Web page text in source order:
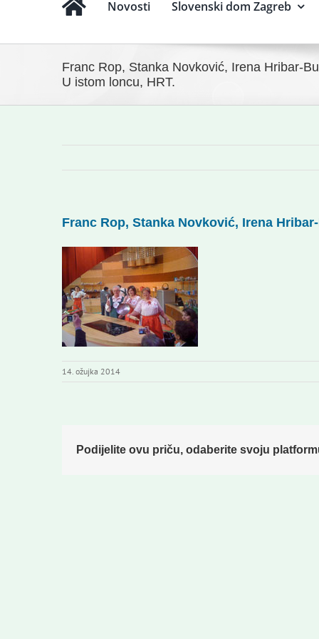
Novosti Slovenski dom Zagreb
Franc Rop, Stanka Novković, Irena Hribar-
U istom loncu, HRT.
Franc Rop, Stanka Novković, Irena
14. ožujka 2014
Podijelite ovu priču, odaberite svoju